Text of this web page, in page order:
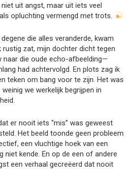
uit angst, maar uit iets veel
opluchting vermengd met trots.
die alles veranderde, kwam
rustig zat, mijn dochter dicht tegen
naar die oude echo-afbeelding—
had achtervolgd. En plots zag ik
teken om bang voor te zijn. Het was
we werkelijk begrijpen in
er nooit iets “mis” was geweest
Het beeld toonde geen probleem
een vluchtige hoek van een
niet kende. En op de een of andere
een verhaal gecreëerd dat nooit